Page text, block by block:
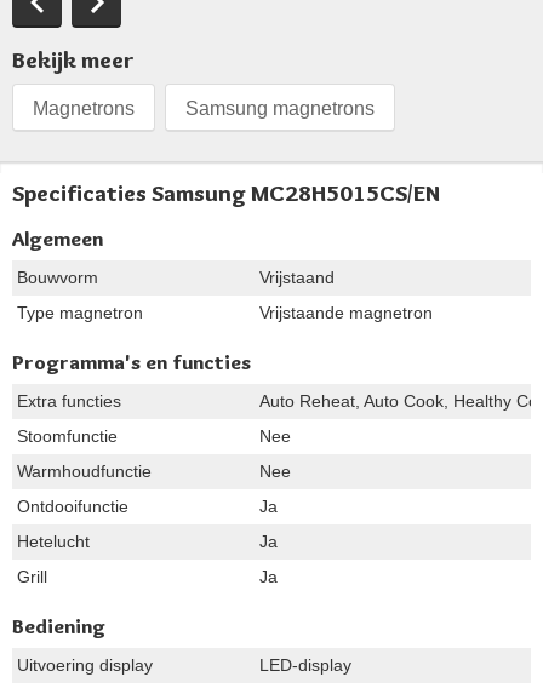
Bekijk meer
Magnetrons Samsung magnetrons
Specificaties Samsung MC28H5015CS/EN
Algemeen
Bouwvorm
Vrijstaand
Type magnetron
Vrijstaande magnetron
Programma's en functies
Extra functies
Auto Reheat, Auto Cook, Healthy
Stoomfunctie
Nee
Warmhoudfunctie
Nee
Ontdooifunctie
Ja
Hetelucht
Ja
Grill
Ja
Bediening
Uitvoering display LED-display